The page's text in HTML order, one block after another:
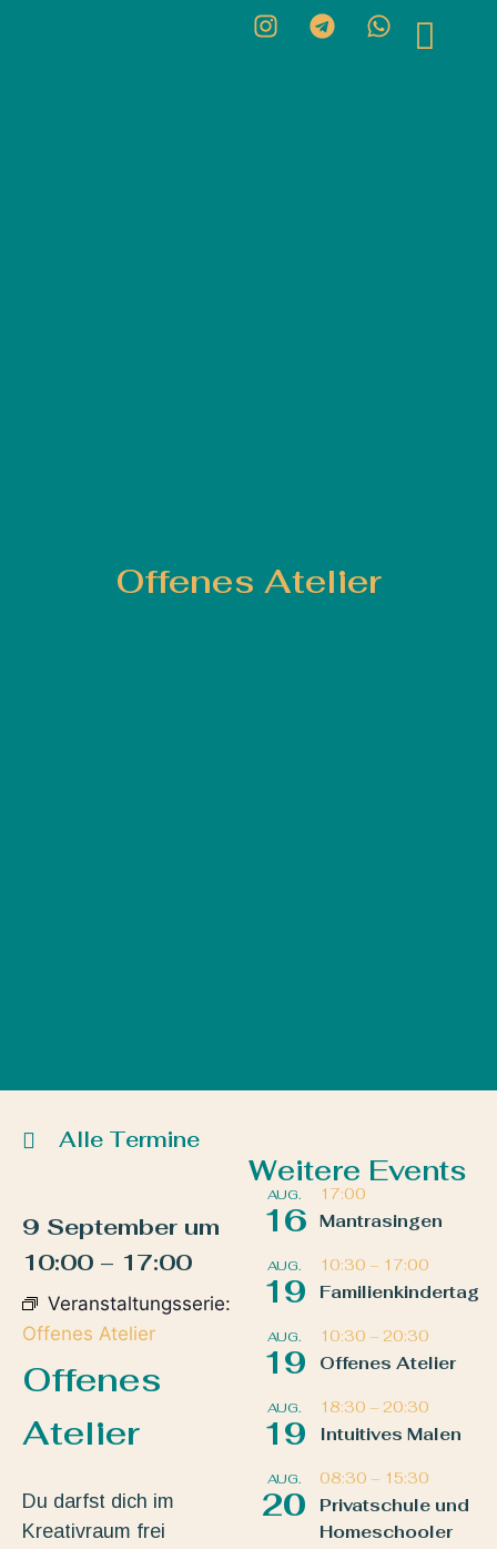
Offenes Atelier
Alle Termine
9 September um
10:00 – 17:00
Veranstaltungsserie:
Offenes Atelier
Offenes
Atelier
Du darfst dich im
Kreativraum frei
Weitere Events
AUG.
16
17:00
Mantrasingen
AUG.
19
10:30 – 17:00
Familienkindertag
AUG.
19
10:30 – 20:30
Offenes Atelier
AUG.
19
18:30 – 20:30
Intuitives Malen
AUG.
20
08:30 – 15:30
Privatschule und
Homeschooler